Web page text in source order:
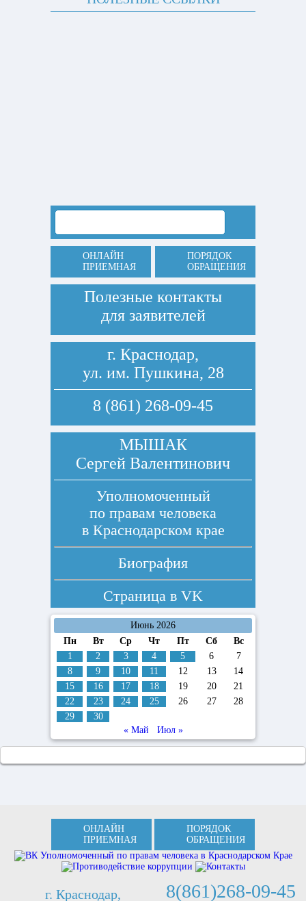
ОНЛАЙН
ПРИЕМНАЯ
ПОРЯДОК
ОБРАЩЕНИЯ
Полезные контакты
для заявителей
г. Краснодар,
ул. им. Пушкина, 28
8 (861) 268-09-45
МЫШАК
Сергей Валентинович
Уполномоченный
по правам человека
в Краснодарском крае
Биография
Страница в VK
Июнь 2026
Пн
Вт Ср Чт Пт Сб
Вс
1
2 3 4 5 6
7
8
9 10 11 12 13
14
15
16 17 18 19 20
21
22
23 24 25 26 27
28
29
30
« Май
Июл »
ОНЛАЙН
ПРИЕМНАЯ
ПОРЯДОК
ОБРАЩЕНИЯ
г. Краснодар, 8(861)268-09-45